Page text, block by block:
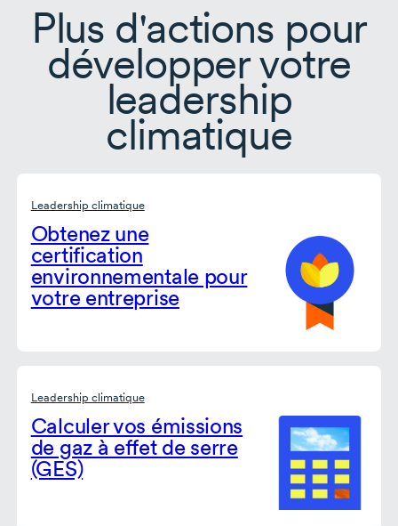
Plus d'actions pour
développer votre
leadership
climatique
Leadership climatique
Obtenez une
certification
environnementale pour
votre entreprise
Leadership climatique
Calculer vos émissions
de gaz à effet de serre
(GES)